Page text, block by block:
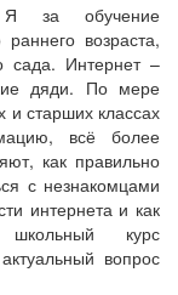
за обучение
возраста,
сада. Интернет –
дяди. По мере
и старших классах
всё более
как правильно
с незнакомцами
интернета и как
курс
вопрос